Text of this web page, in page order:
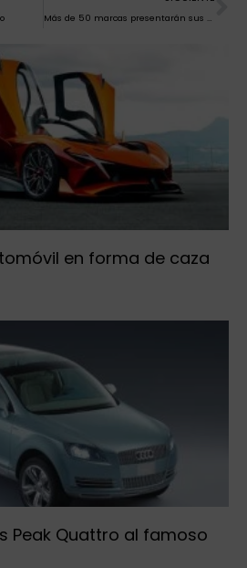
Más de 50 marcas presentarán sus novedades a partir del viernes en MOMA 2022, el salón de la moto de Málaga
en forma de caza
Peak Quattro al famoso